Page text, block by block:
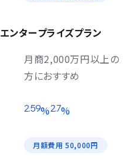
エンタープライズプラン
月商2,000万円以上の
方におすすめ
2.59%2.7%
月額費用 50,000円